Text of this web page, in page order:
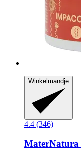
Winkelmandje
4.4 (346)
MaterNatura